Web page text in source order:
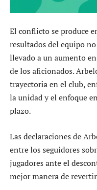
El conflicto se produce
resultados del equipo
llevado a un aumento
de los aficionados.
trayectoria en el club,
la unidad y el enfoque
plazo.
Las declaraciones de
entre los seguidores
jugadores ante el
mejor manera de